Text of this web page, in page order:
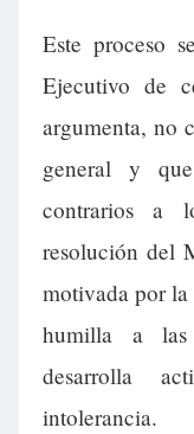
Este proceso
Ejecutivo de
argumenta, no
general y
contrarios a
resolución del
motivada por
humilla a
desarrolla
intolerancia.